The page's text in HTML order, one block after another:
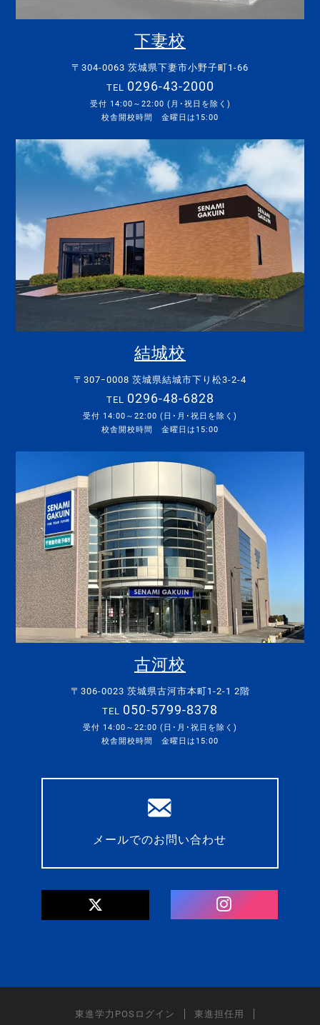
下妻校
〒304-0063 茨城県下妻市小野子町1-66
TEL 0296-43-2000
受付 14:00～22:00 (月･祝日を除く)
校舎開校時間 金曜日は15:00
結城校
〒307ｰ0008 茨城県結城市下り松3-2-4
TEL 0296-48-6828
受付 14:00～22:00 (日･月･祝日を除く)
校舎開校時間 金曜日は15:00
古河校
〒306-0023 茨城県古河市本町1-2-1 2階
TEL 050-5799-8378
受付 14:00～22:00 (日･月･祝日を除く)
校舎開校時間 金曜日は15:00
メールでのお問い合わせ
東進学力POSログイン
東進担任用